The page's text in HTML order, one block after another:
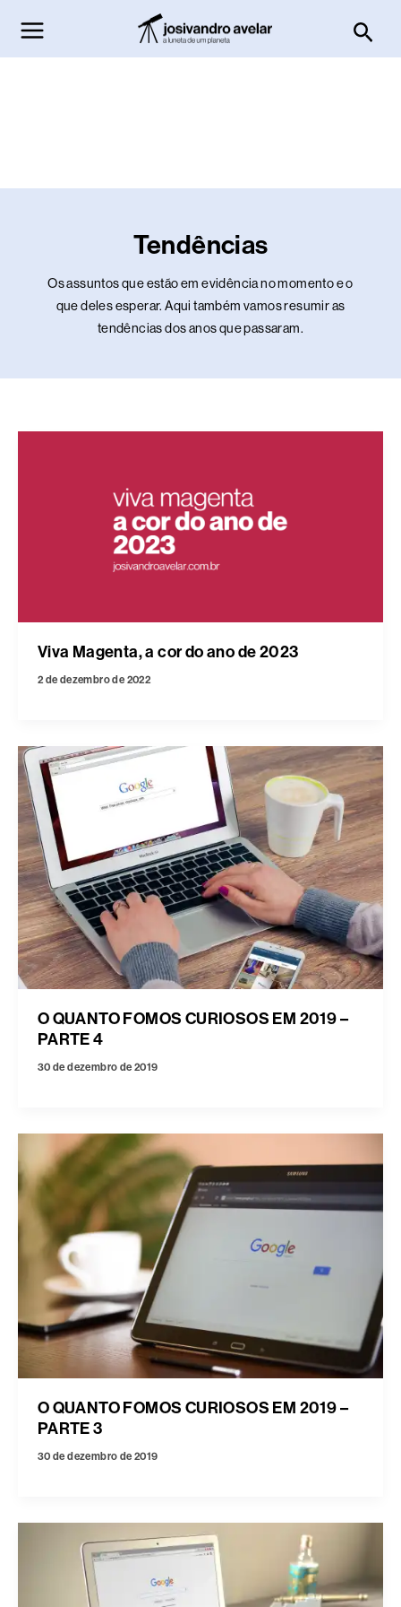
para
o
Tendências
Os assuntos que estão em evidência no momento e o
que deles esperar. Aqui também vamos resumir as
tendências dos anos que passaram.
Viva Magenta, a cor do ano de 2023
2 de dezembro de 2022
O QUANTO FOMOS CURIOSOS EM 2019 –
PARTE 4
30 de dezembro de 2019
O QUANTO FOMOS CURIOSOS EM 2019 –
PARTE 3
30 de dezembro de 2019